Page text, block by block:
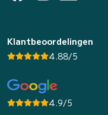
Klantbeoordelingen
4.88/5
4.9/5